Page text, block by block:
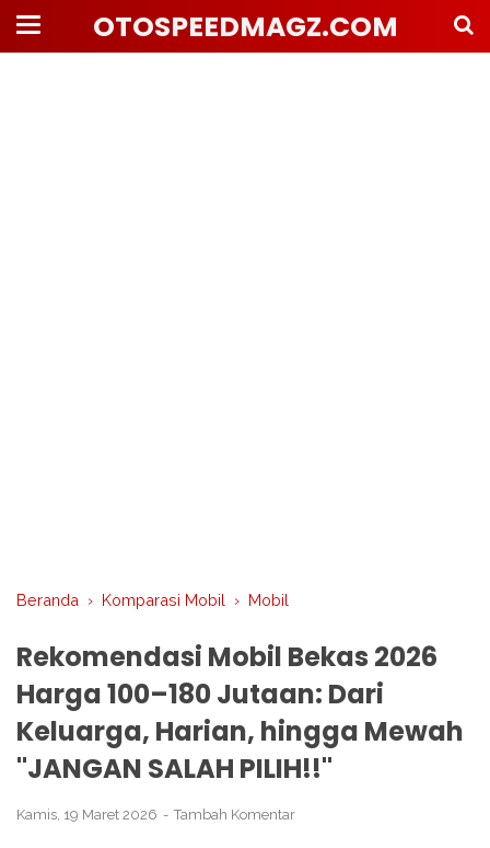
OTOSPEEDMAGZ.COM
Beranda › Komparasi Mobil › Mobil
Rekomendasi Mobil Bekas 2026
Harga 100–180 Jutaan: Dari
Keluarga, Harian, hingga Mewah
"JANGAN SALAH PILIH!!"
Kamis, 19 Maret 2026 Tambah Komentar